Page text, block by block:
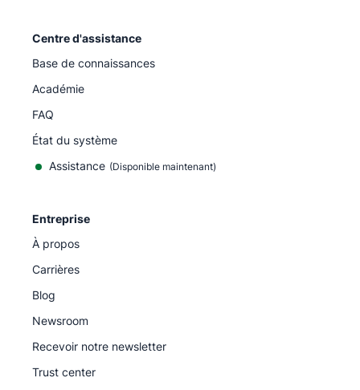
Centre d'assistance
Base de connaissances
Académie
FAQ
État du système
Assistance (Disponible maintenant)
Entreprise
À propos
Carrières
Blog
Newsroom
Recevoir notre newsletter
Trust center